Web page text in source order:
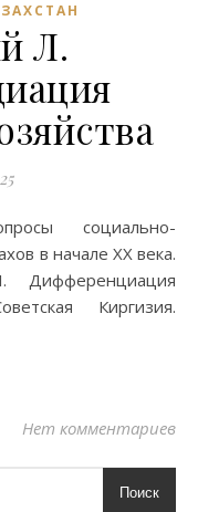
Л.
в начале XX века.
Дифференциация
Киргизия.
Нет комментариев
Поиск